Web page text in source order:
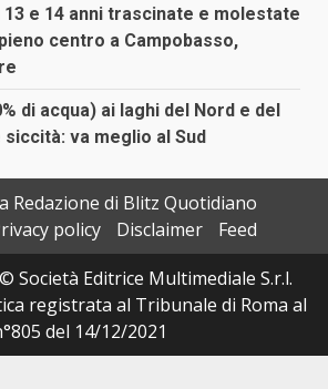
13 e 14 anni trascinate e molestate
centro a Campobasso,
di acqua) ai laghi del Nord e del
va meglio al Sud
Redazione di Blitz Quotidiano
policy Disclaimer
Feed
Società Editrice Multimediale S.r.l.
registrata al Tribunale di Roma al
del 14/12/2021